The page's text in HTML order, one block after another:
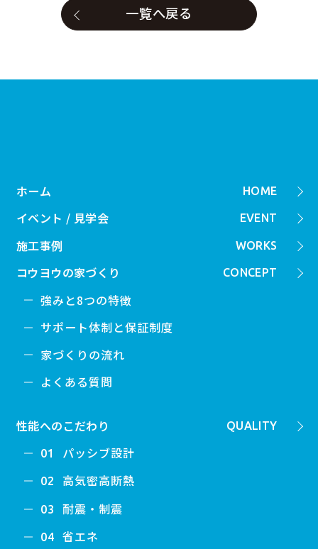
一覧へ戻る
HOME
ホーム
EVENT
イベント / 見学会
WORKS
施工事例
CONCEPT
コウヨウの家づくり
強みと8つの特徴
サポート体制と保証制度
家づくりの流れ
よくある質問
QUALITY
性能へのこだわり
01 パッシブ設計
02 高気密高断熱
03 耐震・制震
04 省エネ